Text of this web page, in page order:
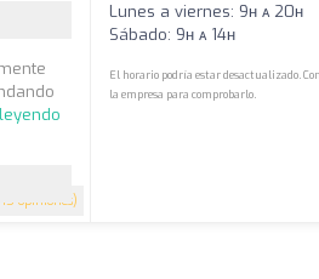
opiniones)
Lunes a viernes: 9ʜ ᴀ 20ʜ
Sábado: 9ʜ ᴀ 14ʜ
El horario podría estar desactualizado.
la empresa para comprobarlo.